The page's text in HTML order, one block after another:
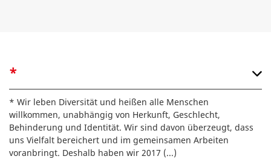
*
* Wir leben Diversität und heißen alle Menschen
willkommen, unabhängig von Herkunft, Geschlecht,
Behinderung und Identität. Wir sind davon überzeugt, dass
uns Vielfalt bereichert und im gemeinsamen Arbeiten
voranbringt. Deshalb haben wir 2017 (...)